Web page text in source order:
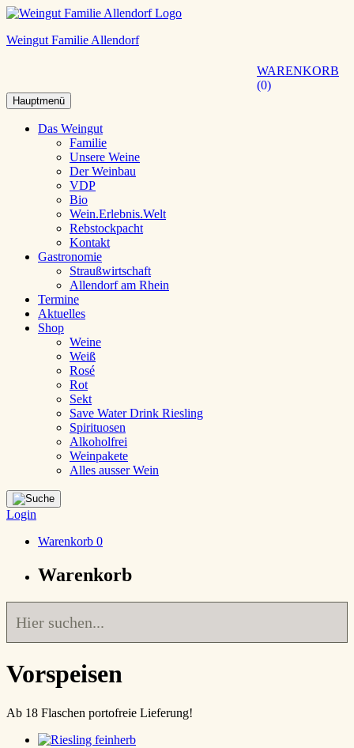
Weingut Familie Allendorf
WARENKORB
0
Hauptmenü
Das Weingut
Familie
Unsere Weine
Der Weinbau
VDP
Bio
Wein.Erlebnis.Welt
Rebstockpacht
Kontakt
Gastronomie
Straußwirtschaft
Allendorf am Rhein
Termine
Aktuelles
Shop
Weine
Weiß
Rosé
Rot
Sekt
Save Water Drink Riesling
Spirituosen
Alkoholfrei
Weinpakete
Alles ausser Wein
Login
Warenkorb 0
Warenkorb
Vorspeisen
Ab 18 Flaschen portofreie Lieferung!